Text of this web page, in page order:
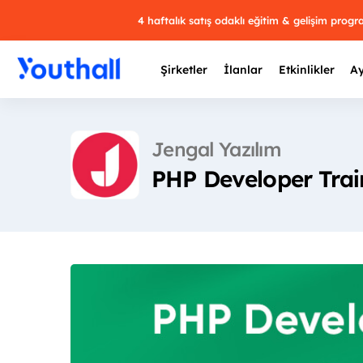
4 haftalık satış odaklı eğitim & gelişim
Şirketler İlanlar Etkinlikler
Jengal Yazılım
PHP Developer